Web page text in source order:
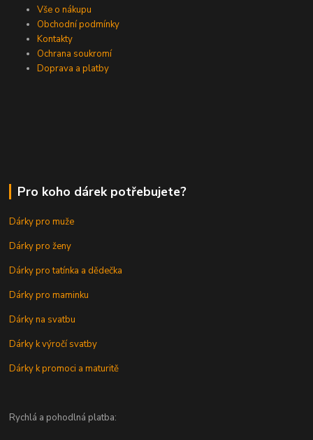
Vše o nákupu
Obchodní podmínky
Kontakty
Ochrana soukromí
Doprava a platby
Pro koho dárek potřebujete?
Dárky pro muže
Dárky pro ženy
Dárky pro tatínka a dědečka
Dárky pro maminku
Dárky na svatbu
Dárky k výročí svatby
Dárky k promoci a maturitě
Rychlá a pohodlná platba: